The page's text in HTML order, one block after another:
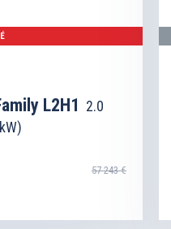
L2H1 2.0
57 243 €